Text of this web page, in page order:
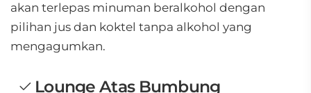
akan terlepas minuman beralkohol dengan
pilihan jus dan koktel tanpa alkohol yang
mengagumkan.
Lounge Atas Bumbung